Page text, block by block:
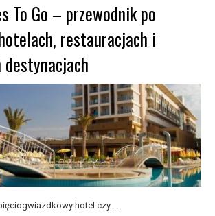
To Go – przewodnik po
restauracjach i
hotel czy ...